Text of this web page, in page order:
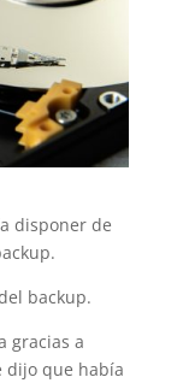
disponer de
backup.
gracias a
dijo que había